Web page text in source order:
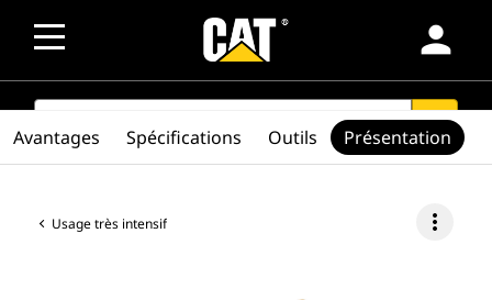
person
SEARCH search
Usage très intensif more_vert
Avantages Spécifications Outils Présentation